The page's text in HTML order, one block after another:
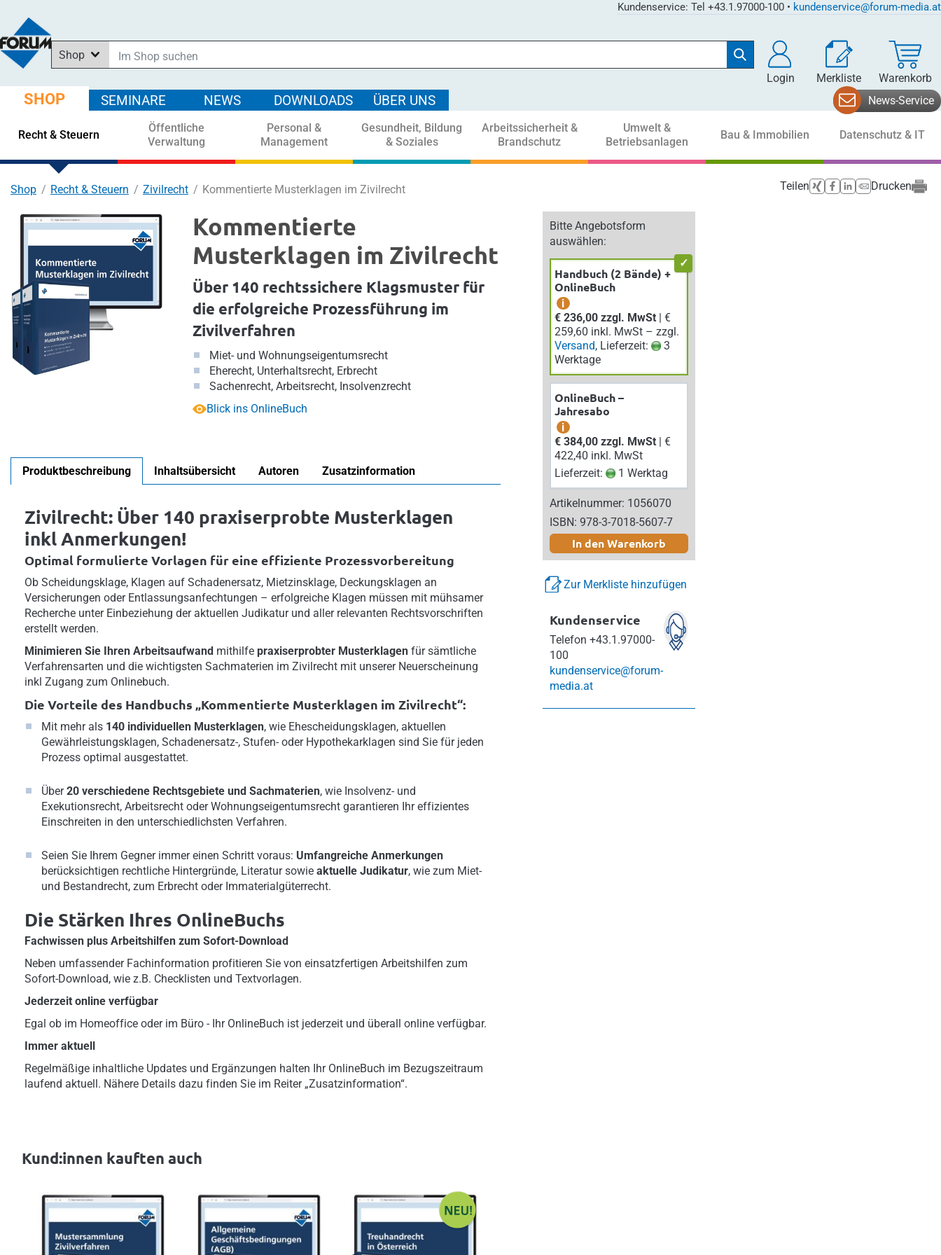
Kundenservice: Tel +43.1.97000-100 • kundenservice@forum-media.at
Shop
In News suchen
In Downloads suchen
In Seminaren suchen
Login Merkliste Warenkorb
SHOP SEMINARE NEWS DOWNLOADS ÜBER UNS News-Service
Recht & Steuern
Öffentliche
Verwaltung
Personal &
Management
Gesundheit, Bildung
& Soziales
Arbeitssicherheit &
Brandschutz
Umwelt &
Betriebsanlagen
Bau & Immobilien Datenschutz & IT
Shop Recht & Steuern Zivilrecht Kommentierte Musterklagen im Zivilrecht
Kommentierte
Musterklagen im Zivilrecht
Über 140 rechtssichere Klagsmuster für
die erfolgreiche Prozessführung im
Zivilverfahren
Miet- und Wohnungseigentumsrecht
Eherecht, Unterhaltsrecht, Erbrecht
Sachenrecht, Arbeitsrecht, Insolvenzrecht
Blick ins OnlineBuch
Bitte Angebotsform
auswählen:
Handbuch (2 Bände) +
OnlineBuch
i
€ 236,00 zzgl. MwSt | €
259,60 inkl. MwSt – zzgl.
Versand, Lieferzeit:
3
Werktage
OnlineBuch –
Jahresabo
i
€ 384,00 zzgl. MwSt | €
422,40 inkl. MwSt
Lieferzeit:
1 Werktag
Artikelnummer: 1056070
ISBN: 978-3-7018-5607-7
In den Warenkorb
Zur Merkliste hinzufügen
Kundenservice
Telefon +43.1.97000-
100
kundenservice@forum-
media.at
Produktbeschreibung Inhaltsübersicht Autoren Zusatzinformation
Zivilrecht: Über 140 praxiserprobte Musterklagen
inkl Anmerkungen!
Optimal formulierte Vorlagen für eine effiziente Prozessvorbereitung
Ob Scheidungsklage, Klagen auf Schadenersatz, Mietzinsklage, Deckungsklagen an
Versicherungen oder Entlassungsanfechtungen – erfolgreiche Klagen müssen mit mühsamer
Recherche unter Einbeziehung der aktuellen Judikatur und aller relevanten Rechtsvorschriften
erstellt werden.
Minimieren Sie Ihren Arbeitsaufwand mithilfe praxiserprobter Musterklagen für sämtliche
Verfahrensarten und die wichtigsten Sachmaterien im Zivilrecht mit unserer Neuerscheinung
inkl Zugang zum Onlinebuch.
Die Vorteile des Handbuchs „Kommentierte Musterklagen im Zivilrecht“:
Mit mehr als 140 individuellen Musterklagen, wie Ehescheidungsklagen, aktuellen
Gewährleistungsklagen, Schadenersatz-, Stufen- oder Hypothekarklagen sind Sie für jeden
Prozess optimal ausgestattet.
Über20 verschiedene Rechtsgebiete und Sachmaterien, wie Insolvenz- und
Exekutionsrecht, Arbeitsrecht oder Wohnungseigentumsrecht garantieren Ihr effizientes
Einschreiten in den unterschiedlichsten Verfahren.
Seien Sie Ihrem Gegner immer einen Schritt voraus: Umfangreiche Anmerkungen
berücksichtigen rechtliche Hintergründe, Literatur sowie aktuelle Judikatur, wie zum Miet-
und Bestandrecht, zum Erbrecht oder Immaterialgüterrecht.
Die Stärken Ihres OnlineBuchs
Fachwissen plus Arbeitshilfen zum Sofort-Download
Neben umfassender Fachinformation profitieren Sie von einsatzfertigen Arbeitshilfen zum
Sofort-Download, wie z.B. Checklisten und Textvorlagen.
Jederzeit online verfügbar
Egal ob im Homeoffice oder im Büro - Ihr OnlineBuch ist jederzeit und überall online verfügbar.
Immer aktuell
Regelmäßige inhaltliche Updates und Ergänzungen halten Ihr OnlineBuch im Bezugszeitraum
laufend aktuell. Nähere Details dazu finden Sie im Reiter „Zusatzinformation“.
Kund:innen kauften auch
Teilen Drucken